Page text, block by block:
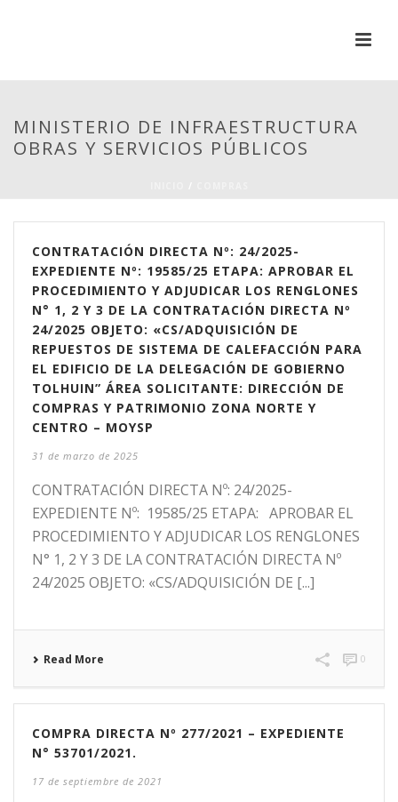
MINISTERIO DE INFRAESTRUCTURA
OBRAS Y SERVICIOS PÚBLICOS
CONTRATACIÓN DIRECTA Nº: 24/2025-
EXPEDIENTE Nº: 19585/25 ETAPA: APROBAR EL
PROCEDIMIENTO Y ADJUDICAR LOS RENGLONES
N° 1, 2 Y 3 DE LA CONTRATACIÓN DIRECTA Nº
24/2025 OBJETO: «CS/ADQUISICIÓN DE
REPUESTOS DE SISTEMA DE CALEFACCIÓN PARA
EL EDIFICIO DE LA DELEGACIÓN DE GOBIERNO
TOLHUIN” ÁREA SOLICITANTE: DIRECCIÓN DE
COMPRAS Y PATRIMONIO ZONA NORTE Y
CENTRO – MOYSP
31 de marzo de 2025
CONTRATACIÓN DIRECTA Nº: 24/2025-
EXPEDIENTE Nº: 19585/25 ETAPA: APROBAR EL
PROCEDIMIENTO Y ADJUDICAR LOS RENGLONES
N° 1, 2 Y 3 DE LA CONTRATACIÓN DIRECTA Nº
24/2025 OBJETO: «CS/ADQUISICIÓN DE [...]
Read More 0
COMPRA DIRECTA Nº 277/2021 – EXPEDIENTE
N° 53701/2021.
17 de septiembre de 2021